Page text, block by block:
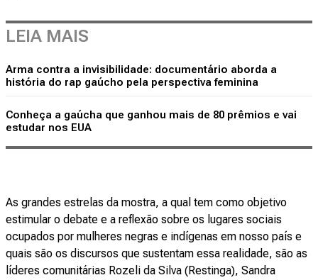
LEIA MAIS
Arma contra a invisibilidade: documentário aborda a
história do rap gaúcho pela perspectiva feminina
Conheça a gaúcha que ganhou mais de 80 prêmios e vai
estudar nos EUA
As grandes estrelas da mostra, a qual tem como objetivo
estimular o debate e a reflexão sobre os lugares sociais
ocupados por mulheres negras e indígenas em nosso país e
quais são os discursos que sustentam essa realidade, são as
líderes comunitárias Rozeli da Silva (Restinga), Sandra